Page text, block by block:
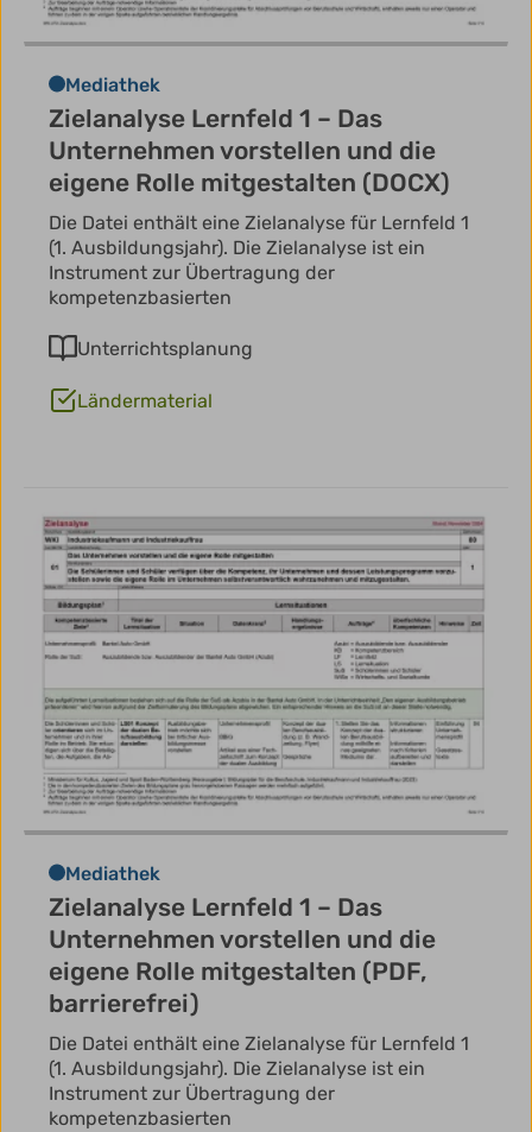
Mediathek
Zielanalyse Lernfeld 1 – Das
Unternehmen vorstellen und die
eigene Rolle mitgestalten (DOCX)
Die Datei enthält eine Zielanalyse für Lernfeld 1
(1. Ausbildungsjahr). Die Zielanalyse ist ein
Instrument zur Übertragung der
kompetenzbasierten
Unterrichtsplanung
Ländermaterial
Mediathek
Zielanalyse Lernfeld 1 – Das
Unternehmen vorstellen und die
eigene Rolle mitgestalten (PDF,
barrierefrei)
Die Datei enthält eine Zielanalyse für Lernfeld 1
(1. Ausbildungsjahr). Die Zielanalyse ist ein
Instrument zur Übertragung der
kompetenzbasierten